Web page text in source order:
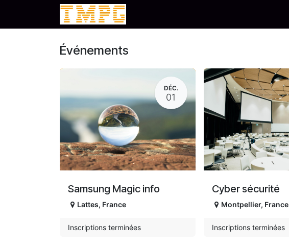
Se rendre au contenu
Événements
DÉC.
01
Samsung Magic info
Lattes, France
Inscriptions terminées
Cyber sécurité
Montpellier, France
Inscriptions terminées